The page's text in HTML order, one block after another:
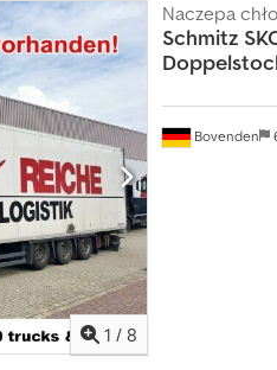
1 / 8
Bovenden
Naczepa
Schmitz